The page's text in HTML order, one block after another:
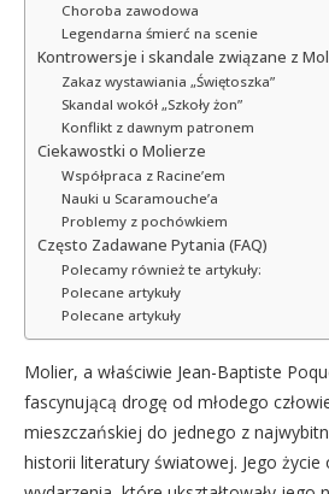
Choroba zawodowa
Legendarna śmierć na scenie
Kontrowersje i skandale związane z
Zakaz wystawiania „Świętoszka”
Skandal wokół „Szkoły żon”
Konflikt z dawnym patronem
Ciekawostki o Molierze
Współpraca z Racine’em
Nauki u Scaramouche’a
Problemy z pochówkiem
Często Zadawane Pytania (FAQ)
Polecamy również te artykuły:
Polecane artykuły
Polecane artykuły
Molier, a właściwie Jean-Baptiste
fascynującą drogę od młodego
mieszczańskiej do jednego z
historii literatury światowej. Jego życie